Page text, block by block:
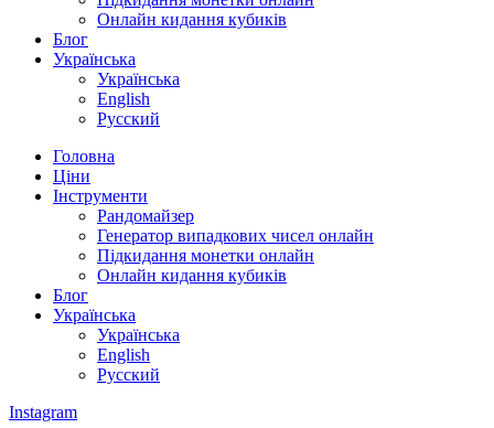
Онлайн кидання кубиків
Блог
Українська
Українська
English
Русский
Головна
Ціни
Інструменти
Рандомайзер
Генератор випадкових чисел онлайн
Підкидання монетки онлайн
Онлайн кидання кубиків
Блог
Українська
Українська
English
Русский
Instagram